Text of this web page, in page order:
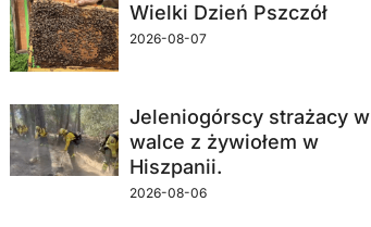
Wielki Dzień Pszczół
2026-08-07
Jeleniogórscy strażacy w
walce z żywiołem w
Hiszpanii.
2026-08-06